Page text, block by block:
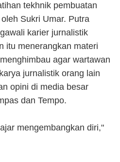
tekhnik pembuatan
Sukri Umar. Putra
karier jurnalistik
itu menerangkan materi
agar wartawan
jurnalistik orang lain
opini di media besar
dan Tempo.
mengembangkan diri,"